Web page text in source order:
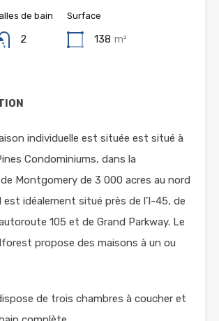
de bain
2
Surface
138 m²
individuelle est située est situé à
Condominiums, dans la
Montgomery de 3 000 acres au nord
idéalement situé près de l’I-45, de
105 et de Grand Parkway. Le
propose des maisons à un ou
de trois chambres à coucher et